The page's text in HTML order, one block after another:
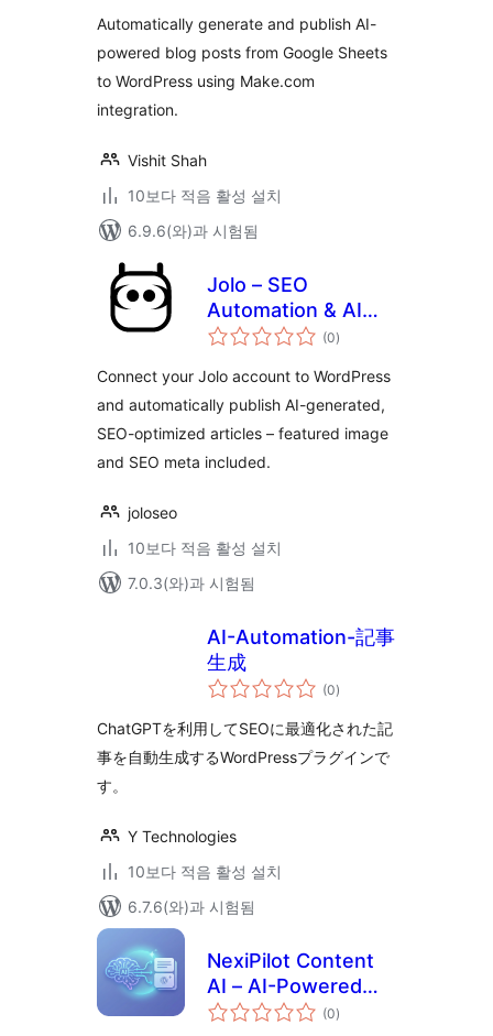
점
Automatically generate and publish AI-
powered blog posts from Google Sheets
to WordPress using Make.com
integration.
Vishit Shah
10보다 적음 활성 설치
6.9.6(와)과 시험됨
Jolo – SEO
Automation & AI
Content Generation
(0전
체
점
)
Connect your Jolo account to WordPress
and automatically publish AI-generated,
SEO-optimized articles – featured image
and SEO meta included.
joloseo
10보다 적음 활성 설치
7.0.3(와)과 시험됨
AI-Automation-記事
生成
(0전
체
점
)
ChatGPTを利用してSEOに最適化された記
事を自動生成するWordPressプラグインで
す。
Y Technologies
10보다 적음 활성 설치
6.7.6(와)과 시험됨
NexiPilot Content
AI – AI-Powered
FAQ, Summary &
(0전
체)